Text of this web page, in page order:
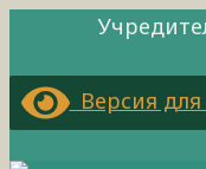
Версия для